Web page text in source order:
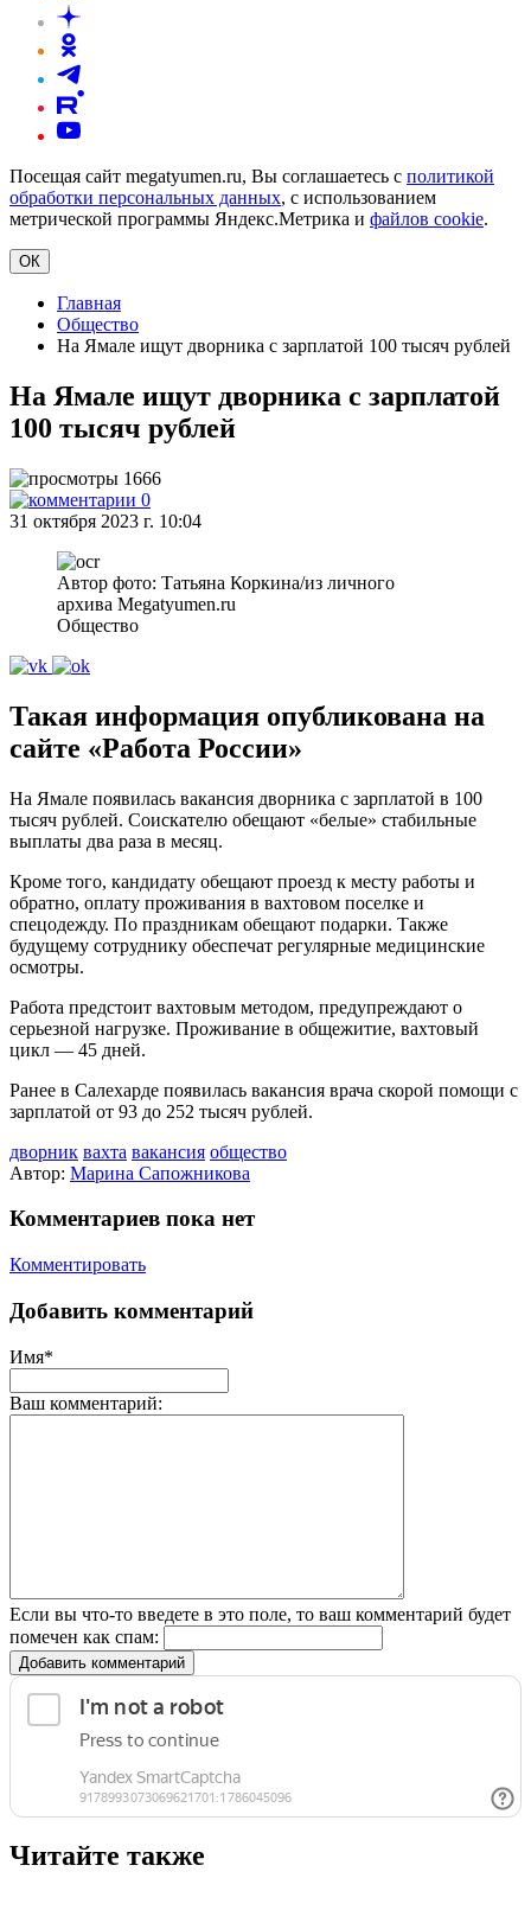
Посещая сайт megatyumen.ru, Вы соглашаетесь с политикой
обработки персональных данных, с использованием
метрической программы Яндекс.Метрика и файлов cookie.
ОК
Главная
Общество
На Ямале ищут дворника с зарплатой 100 тысяч рублей
На Ямале ищут дворника с зарплатой
100 тысяч рублей
1666
0
31 октября 2023 г. 10:04
Автор фото: Татьяна Коркина/из личного
архива Megatyumen.ru
Общество
Такая информация опубликована на
сайте «Работа России»
На Ямале появилась вакансия дворника с зарплатой в 100
тысяч рублей. Соискателю обещают «белые» стабильные
выплаты два раза в месяц.
Кроме того, кандидату обещают проезд к месту работы и
обратно, оплату проживания в вахтовом поселке и
спецодежду. По праздникам обещают подарки. Также
будущему сотруднику обеспечат регулярные медицинские
осмотры.
Работа предстоит вахтовым методом, предупреждают о
серьезной нагрузке. Проживание в общежитие, вахтовый
цикл — 45 дней.
Ранее в Салехарде появилась вакансия врача скорой помощи с
зарплатой от 93 до 252 тысяч рублей.
дворник вахта вакансия общество
Автор: Марина Сапожникова
Комментариев пока нет
Комментировать
Добавить комментарий
Имя*
Ваш комментарий:
Если вы что-то введете в это поле, то ваш комментарий будет
помечен как спам:
Добавить комментарий
Читайте также